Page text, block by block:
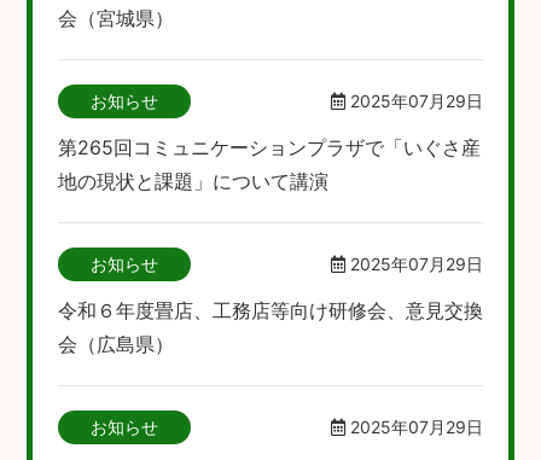
会（宮城県）
お知らせ 2025年07月29日
第265回コミュニケーションプラザで「いぐさ産
地の現状と課題」について講演
お知らせ 2025年07月29日
令和６年度畳店、工務店等向け研修会、意見交換
会（広島県）
お知らせ 2025年07月29日